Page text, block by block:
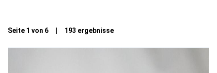
Seite 1 von 6 | 193 ergebnisse